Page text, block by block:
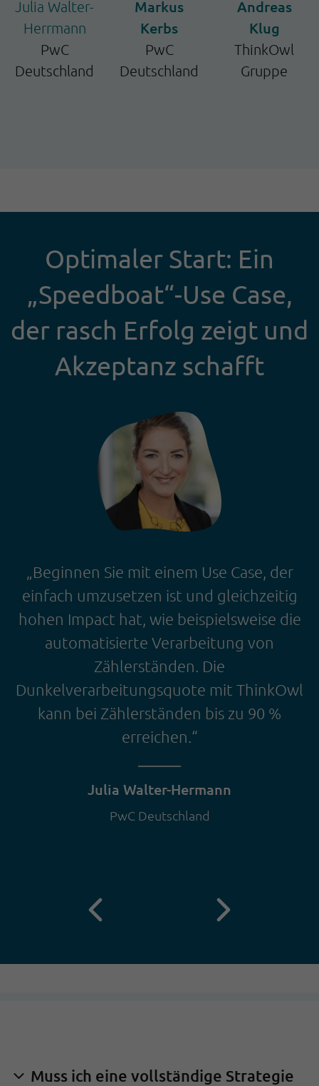
Julia Walter-
Herrmann
PwC
Deutschland
Markus
Kerbs
PwC
Deutschland
Andreas
Klug
ThinkOwl
Gruppe
Optimaler Start: Ein
„Speedboat“-Use Case,
der rasch Erfolg zeigt und
Akzeptanz schafft
„Beginnen Sie mit einem Use Case, der
einfach umzusetzen ist und gleichzeitig
hohen Impact hat, wie beispielsweise die
automatisierte Verarbeitung von
Zählerständen. Die
Dunkelverarbeitungsquote mit ThinkOwl
kann bei Zählerständen bis zu 90 %
erreichen.“
Julia Walter-Hermann
PwC Deutschland
Muss ich eine vollständige Strategie